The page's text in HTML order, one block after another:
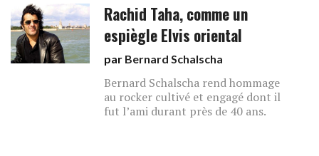
Rachid Taha, comme un
espiègle Elvis oriental
par Bernard Schalscha
Bernard Schalscha rend hommage
au rocker cultivé et engagé dont il
fut l’ami durant près de 40 ans.